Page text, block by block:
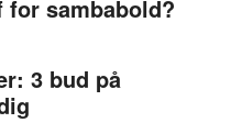
sambabold?
3 bud på